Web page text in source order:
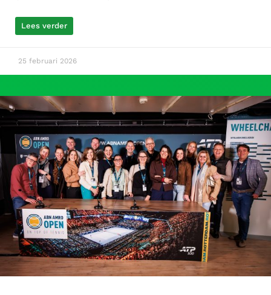
Lees verder
25 februari 2026